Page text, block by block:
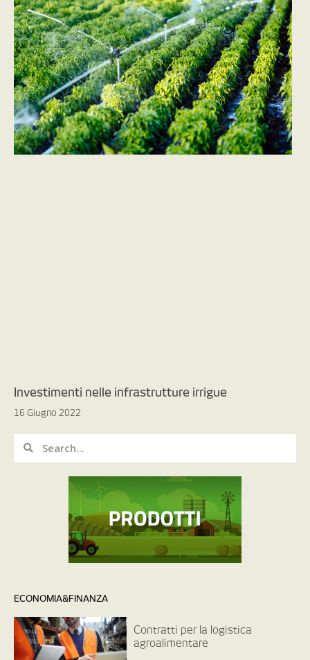
Investimenti nelle infrastrutture irrigue
16 Giugno 2022
ECONOMIA&FINANZA
Contratti per la logistica
agroalimentare